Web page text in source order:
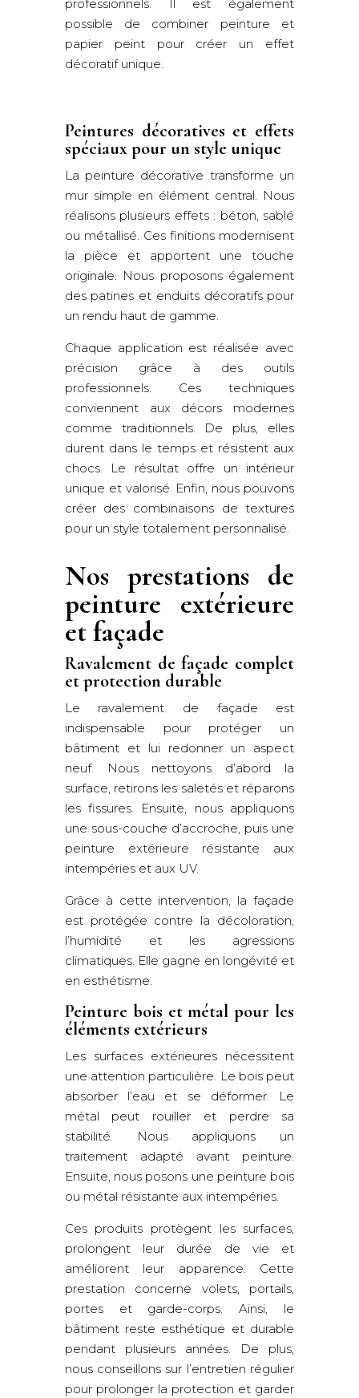
professionnels. Il est également
possible de combiner peinture et
papier peint pour créer un effet
décoratif unique.
Peintures décoratives et effets
spéciaux pour un style unique
La peinture décorative transforme un
mur simple en élément central. Nous
réalisons plusieurs effets : béton, sablé
ou métallisé. Ces finitions modernisent
la pièce et apportent une touche
originale. Nous proposons également
des patines et enduits décoratifs pour
un rendu haut de gamme.
Chaque application est réalisée avec
précision grâce à des outils
professionnels. Ces techniques
conviennent aux décors modernes
comme traditionnels. De plus, elles
durent dans le temps et résistent aux
chocs. Le résultat offre un intérieur
unique et valorisé. Enfin, nous pouvons
créer des combinaisons de textures
pour un style totalement personnalisé.
Nos prestations de
peinture extérieure
et façade
Ravalement de façade complet
et protection durable
Le ravalement de façade est
indispensable pour protéger un
bâtiment et lui redonner un aspect
neuf. Nous nettoyons d’abord la
surface, retirons les saletés et réparons
les fissures. Ensuite, nous appliquons
une sous-couche d’accroche, puis une
peinture extérieure résistante aux
intempéries et aux UV.
Grâce à cette intervention, la façade
est protégée contre la décoloration,
l’humidité et les agressions
climatiques. Elle gagne en longévité et
en esthétisme.
Peinture bois et métal pour les
éléments extérieurs
Les surfaces extérieures nécessitent
une attention particulière. Le bois peut
absorber l’eau et se déformer. Le
métal peut rouiller et perdre sa
stabilité. Nous appliquons un
traitement adapté avant peinture.
Ensuite, nous posons une peinture bois
ou métal résistante aux intempéries.
Ces produits protègent les surfaces,
prolongent leur durée de vie et
améliorent leur apparence. Cette
prestation concerne volets, portails,
portes et garde-corps. Ainsi, le
bâtiment reste esthétique et durable
pendant plusieurs années. De plus,
nous conseillons sur l’entretien régulier
pour prolonger la protection et garder